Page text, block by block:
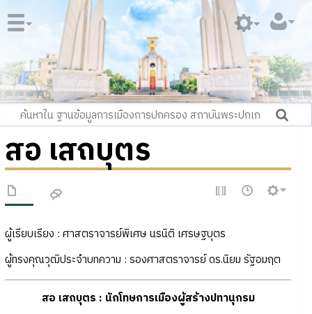
สอ เสถบุตร
ผู้เรียบเรียง : ศาสตราจารย์พิเศษ นรนิติ เศรษฐบุตร
ผู้ทรงคุณวุฒิประจำบทความ : รองศาสตราจารย์ ดร.นิยม รัฐอมฤต
สอ เสถบุตร : นักโทษการเมืองผู้สร้างปทานุกรม